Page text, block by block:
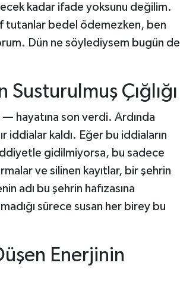
kadar ifade yoksunu değilim.
tutanlar bedel ödemezken, ben
Dün ne söylediysem bugün de
Çığlığı
hayatına son verdi. Ardında
iddialar kaldı. Eğer bu iddiaların
gidilmiyorsa, bu sadece
ve silinen kayıtlar, bir şehrin
adı bu şehrin hafızasına
sürece susan her birey bu
Enerjinin